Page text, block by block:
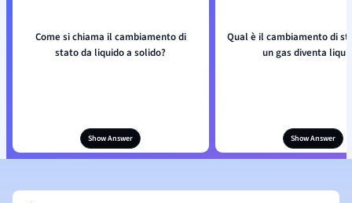
Come si chiama il cambiamento di
stato da liquido a solido?
Show Answer
Qual è il cambiamento di
un gas diventa
Show Answer